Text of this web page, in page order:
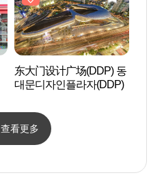
东大门设计广场(DDP) 동
대문디자인플라자(DDP)
查看更多